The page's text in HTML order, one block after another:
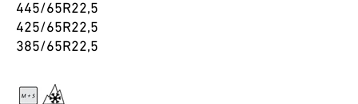
445/65R22,5
425/65R22,5
385/65R22,5